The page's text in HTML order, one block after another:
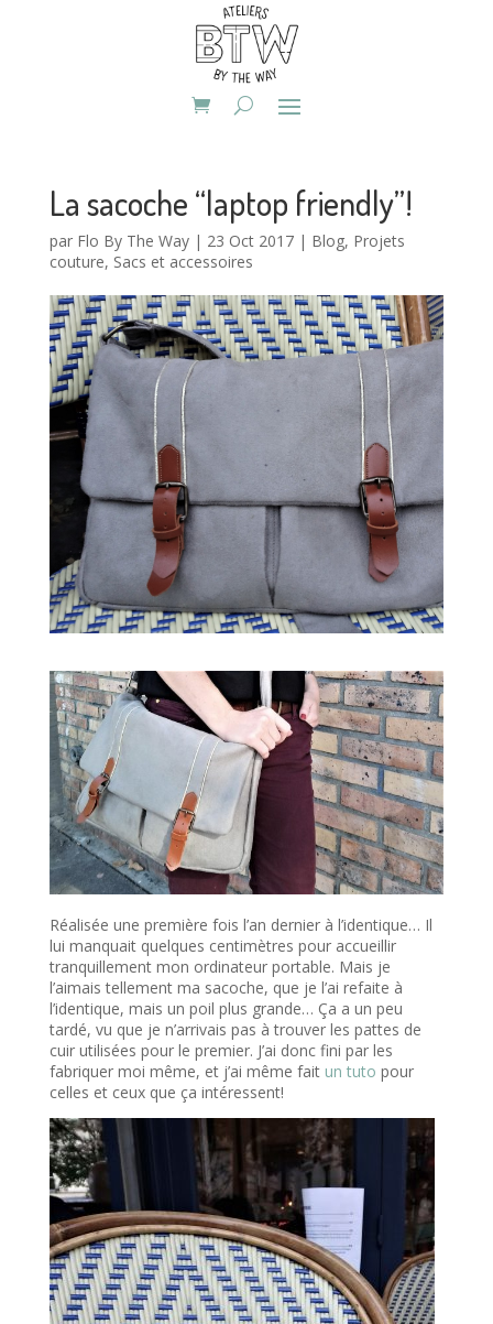
La sacoche “laptop friendly”!
par Flo By The Way| 23 Oct 2017| Blog, Projets
couture, Sacs et accessoires
Réalisée une première fois l’an dernier à l’identique… Il
lui manquait quelques centimètres pour accueillir
tranquillement mon ordinateur portable. Mais je
l’aimais tellement ma sacoche, que je l’ai refaite à
l’identique, mais un poil plus grande… Ça a un peu
tardé, vu que je n’arrivais pas à trouver les pattes de
cuir utilisées pour le premier. J’ai donc fini par les
fabriquer moi même, et j’ai même fait un tuto pour
celles et ceux que ça intéressent!